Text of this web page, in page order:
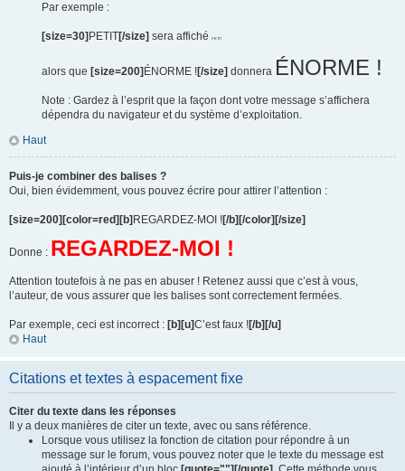
Par exemple :
[size=30] PETIT[/size] sera affiché PETIT
alors que [size=200] ÉNORME ![/size] donnera ÉNORME !
Note : Gardez à l’esprit que la façon dont votre message s’affichera
dépendra du navigateur et du système d’exploitation.
Haut
Puis-je combiner des balises ?
Oui, bien évidemment, vous pouvez écrire pour attirer l’attention :
[size=200][color=red][b] REGARDEZ-MOI ![/b][/color][/size]
Donne : REGARDEZ-MOI !
Attention toutefois à ne pas en abuser ! Retenez aussi que c’est à vous,
l’auteur, de vous assurer que les balises sont correctement fermées.
Par exemple, ceci est incorrect : [b][u]C’est faux ![/b][/u]
Haut
Citations et textes à espacement fixe
Citer du texte dans les réponses
Il y a deux manières de citer un texte, avec ou sans référence.
Lorsque vous utilisez la fonction de citation pour répondre à un
message sur le forum, vous pouvez noter que le texte du message est